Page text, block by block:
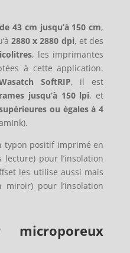
43 cm jusqu’à 150 cm,
2880 x 2880 dpi, et des
, les imprimantes
à cette application.
SoftRIP, il est
jusqu’à 150 lpi, et
ou égales à 4
typon positif imprimé en
lecture) pour l’insolation
les utilise aussi mais
miroir) pour l’insolation
microporeux